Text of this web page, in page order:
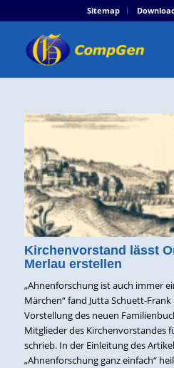
Sitemap
Kirchenvorstand lässt
Merlau erstellen
„Ahnenforschung ist auch immer
Märchen“ fand Jutta Schuett-
Vorstellung des neuen
Mitglieder des Kirchenvorstandes
schrieb. In der Einleitung des
„Ahnenforschung ganz einfach“